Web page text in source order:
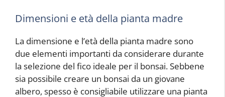
Dimensioni e età della pianta madre
La dimensione e l’età della pianta madre sono
due elementi importanti da considerare durante
la selezione del fico ideale per il bonsai. Sebbene
sia possibile creare un bonsai da un giovane
albero, spesso è consigliabile utilizzare una pianta